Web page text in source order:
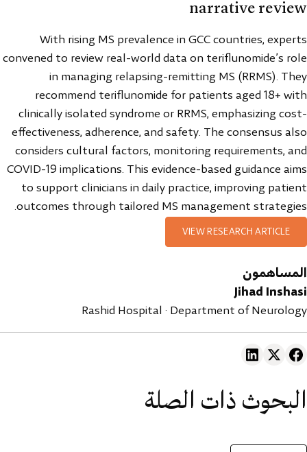
VIEW RESEARCH ARTICLE
المساهمون
Jihad Inshasi
Rashid Hospital · Department of Neurology
narrative review
With rising MS prevalence in GCC countries, experts
convened to review real-world data on teriflunomide’s role
in managing relapsing-remitting MS (RRMS). They
recommend teriflunomide for patients aged 18+ with
clinically isolated syndrome or RRMS, emphasizing cost-
effectiveness, adherence, and safety. The consensus also
considers cultural factors, monitoring requirements, and
COVID-19 implications. This evidence-based guidance aims
to support clinicians in daily practice, improving patient
outcomes through tailored MS management strategies.
البحوث ذات الصلة